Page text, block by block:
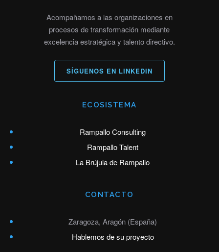
Acompañamos a las organizaciones en
procesos de transformación mediante
excelencia estratégica y talento directivo.
SÍGUENOS EN LINKEDIN
ECOSISTEMA
Rampallo Consulting
Rampallo Talent
La Brújula de Rampallo
CONTACTO
Zaragoza, Aragón (España)
Hablemos de su proyecto